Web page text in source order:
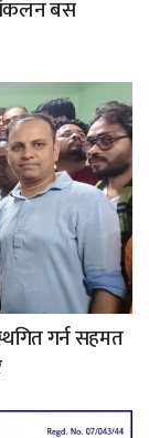
संकलन बस
गर्न सहमत